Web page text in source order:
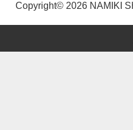
Copyright© 2026 NAMIKI